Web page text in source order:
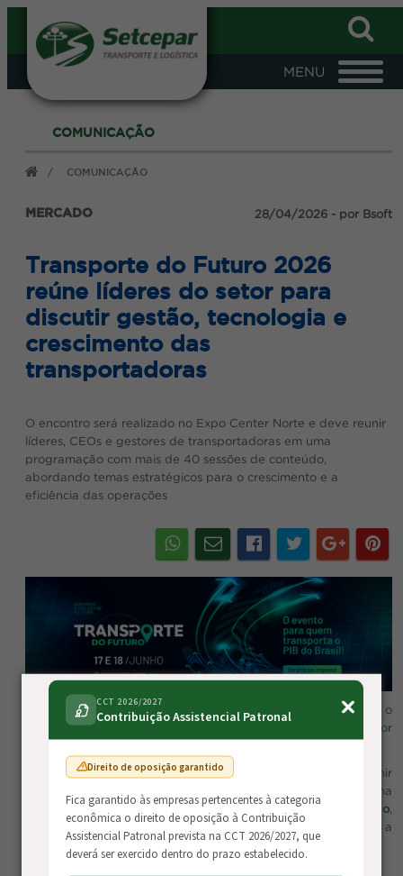
CCT 2026/2027
Contribuição Assistencial Patronal
Direito de oposição garantido
Fica garantido às empresas pertencentes à categoria
econômica o direito de oposição à Contribuição
Assistencial Patronal prevista na CCT 2026/2027, que
deverá ser exercido dentro do prazo estabelecido.
COMUNICAÇÃO
/ COMUNICAÇÃO
MERCADO 28/04/2026 - por Bsoft
Transporte do Futuro 2026
reúne líderes do setor para
discutir gestão, tecnologia e
crescimento das
transportadoras
O encontro será realizado no Expo Center Norte e deve reunir
líderes, CEOs e gestores de transportadoras em uma
programação com mais de 40 sessões de conteúdo,
abordando temas estratégicos para o crescimento e a
eficiência das operações
Nos dias17 e 18 de junho de 2026
, acontece em São Paulo o
Transporte do Futuro 2026
, um dos principais eventos do setor
O encontro será realizado no Expo Center Norte e deve reunir
em uma
programação com mais de
40 sessões de conteúdo,
abordando temas estratégicos para o crescimento e a
eficiência das operações.
VEÍCULOS,
diversos Cafés da
às empresas associadas
aproximadamente 80
apresentada enquanto
da manhã.
que conta com a
Investindo apenas
e todos os serviços, a
CNPJ
FAZER LOGIN